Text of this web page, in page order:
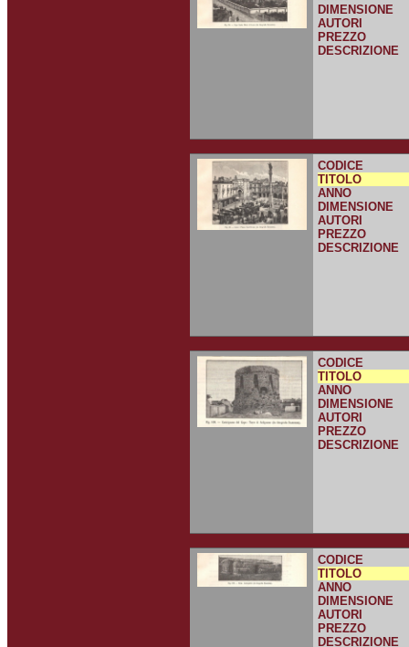
DIMENSIONE
AUTORI
PREZZO
DESCRIZIONE
CODICE
TITOLO
ANNO
DIMENSIONE
AUTORI
PREZZO
DESCRIZIONE
CODICE
TITOLO
ANNO
DIMENSIONE
AUTORI
PREZZO
DESCRIZIONE
CODICE
TITOLO
ANNO
DIMENSIONE
AUTORI
PREZZO
DESCRIZIONE